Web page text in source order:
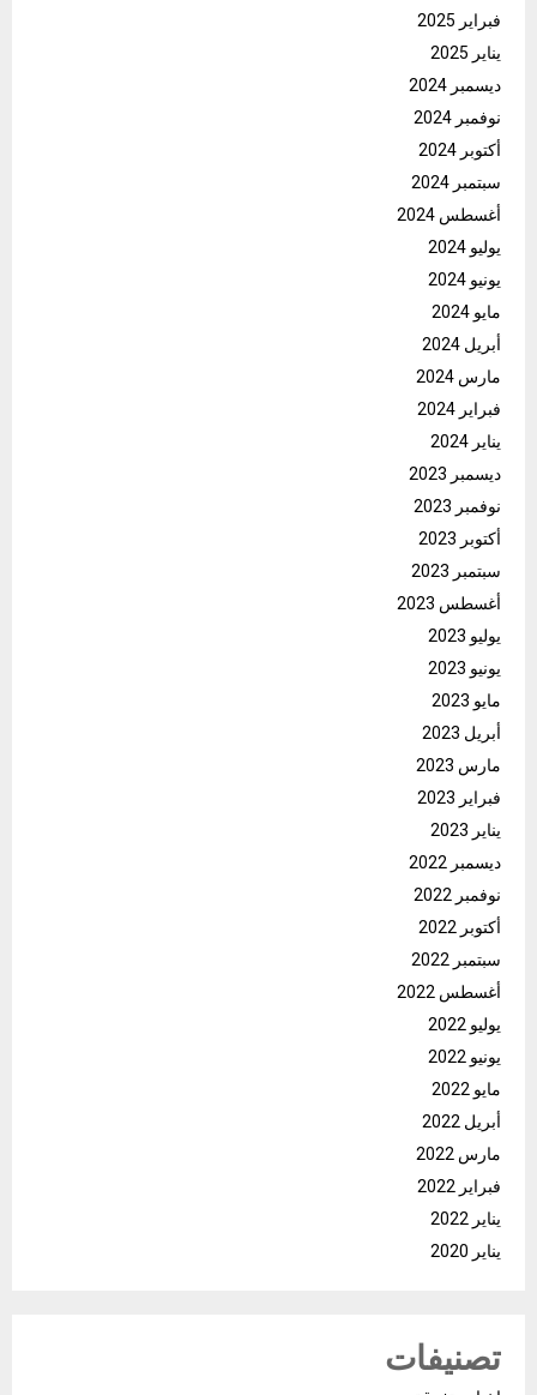
فبراير 2025
يناير 2025
ديسمبر 2024
نوفمبر 2024
أكتوبر 2024
سبتمبر 2024
أغسطس 2024
يوليو 2024
يونيو 2024
مايو 2024
أبريل 2024
مارس 2024
فبراير 2024
يناير 2024
ديسمبر 2023
نوفمبر 2023
أكتوبر 2023
سبتمبر 2023
أغسطس 2023
يوليو 2023
يونيو 2023
مايو 2023
أبريل 2023
مارس 2023
فبراير 2023
يناير 2023
ديسمبر 2022
نوفمبر 2022
أكتوبر 2022
سبتمبر 2022
أغسطس 2022
يوليو 2022
يونيو 2022
مايو 2022
أبريل 2022
مارس 2022
فبراير 2022
يناير 2022
يناير 2020
تصنيفات